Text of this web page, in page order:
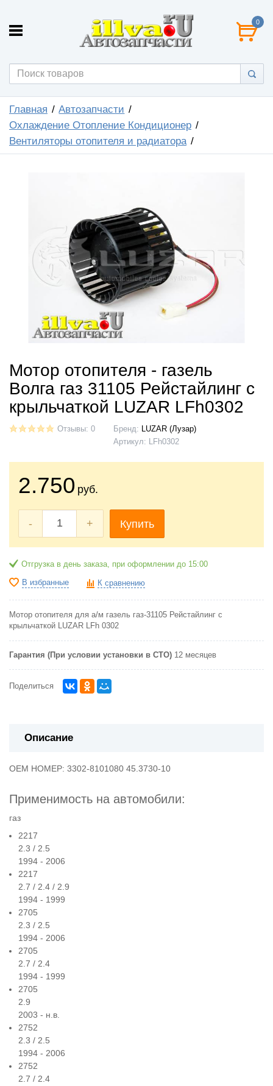
0
Главная
Автозапчасти
Охлаждение Отопление Кондиционер
Вентиляторы отопителя и радиатора
Мотор отопителя - газель
Волга газ 31105 Рейстайлинг с
крыльчаткой LUZAR LFh0302
Отзывы: 0 Бренд: LUZAR (Лузар)
Артикул: LFh0302
2.750 руб.
- + Купить
Отгрузка в день заказа, при оформлении до 15:00
В избранные К сравнению
Мотор отопителя для а/м газель газ-31105 Рейстайлинг с
крыльчаткой LUZAR LFh 0302
Гарантия (При условии установки в СТО) 12 месяцев
Поделиться
Описание
OEM НОМЕР: 3302-8101080 45.3730-10
Применимость на автомобили:
газ
2217
2.3 / 2.5
1994 - 2006
2217
2.7 / 2.4 / 2.9
1994 - 1999
2705
2.3 / 2.5
1994 - 2006
2705
2.7 / 2.4
1994 - 1999
2705
2.9
2003 - н.в.
2752
2.3 / 2.5
1994 - 2006
2752
2.7 / 2.4